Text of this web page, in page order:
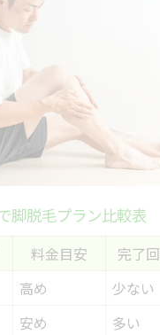
肌でも安心な脱毛サービ
相模原市南区で人気の脚
の効果比較早見表
を実感しやすい施術のポ
市南区で注目の脱毛コ
のビフォーアフター体
が知っておきたい施術
脚脱毛プラン比較表
料金目安 完了
高め 少ない
安め 多い